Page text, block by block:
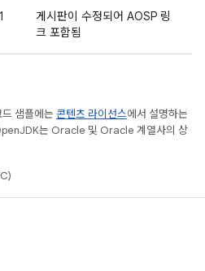
게시판이 수정되어 AOSP 링
크 포함됨
샘플에는 콘텐츠 라이선스에서 설명하는
는 Oracle 및 Oracle 계열사의 상